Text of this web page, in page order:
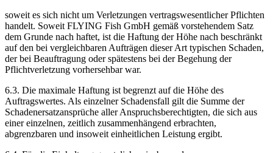
soweit es sich nicht um Verletzungen vertragswesentlicher Pflichten
handelt. Soweit FLYING Fish GmbH gemäß vorstehendem Satz
dem Grunde nach haftet, ist die Haftung der Höhe nach beschränkt
auf den bei vergleichbaren Aufträgen dieser Art typischen Schaden,
der bei Beauftragung oder spätestens bei der Begehung der
Pflichtverletzung vorhersehbar war.
6.3. Die maximale Haftung ist begrenzt auf die Höhe des
Auftragswertes. Als einzelner Schadensfall gilt die Summe der
Schadenersatzansprüche aller Anspruchsberechtigten, die sich aus
einer einzelnen, zeitlich zusammenhängend erbrachten,
abgrenzbaren und insoweit einheitlichen Leistung ergibt.